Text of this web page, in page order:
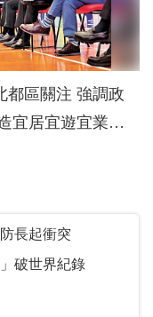
注 強調政
長起衝突
破世界紀錄